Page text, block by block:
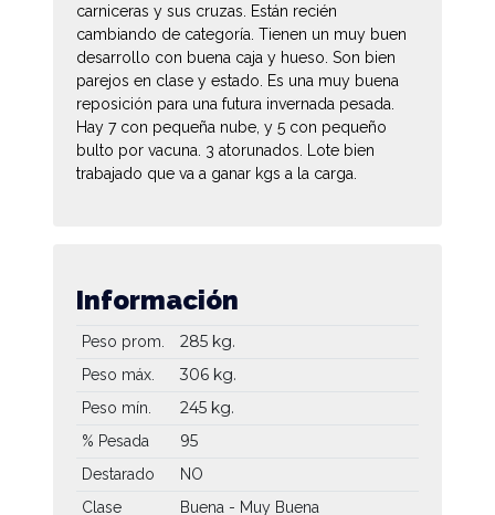
carniceras y sus cruzas. Están recién
cambiando de categoría. Tienen un muy buen
desarrollo con buena caja y hueso. Son bien
parejos en clase y estado. Es una muy buena
reposición para una futura invernada pesada.
Hay 7 con pequeña nube, y 5 con pequeño
bulto por vacuna. 3 atorunados. Lote bien
trabajado que va a ganar kgs a la carga.
Información
Peso prom. 285 kg.
Peso máx. 306 kg.
Peso mín. 245 kg.
% Pesada 95
Destarado
NO
Clase
Buena - Muy Buena